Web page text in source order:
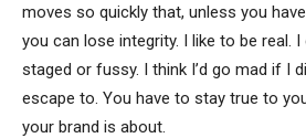
moves so quickly that, unless you
you can lose integrity. I like to be real. I
staged or fussy. I think I’d go mad if I
escape to. You have to stay true to
your brand is about.